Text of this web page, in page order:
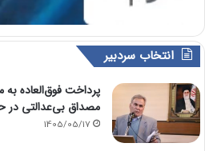
انتخاب سردبیر
پرداخت فوق‌العاده
مصداق بی‌عدالتی
1405/05/17